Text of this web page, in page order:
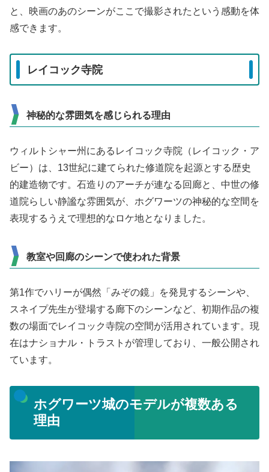
と、映画のあのシーンがここで撮影されたという感動を体
感できます。
レイコック寺院
神秘的な雰囲気を感じられる理由
ウィルトシャー州にあるレイコック寺院（レイコック・ア
ビー）は、13世紀に建てられた修道院を起源とする歴史
的建造物です。石造りのアーチが連なる回廊と、中世の修
道院らしい静謐な雰囲気が、ホグワーツの神秘的な空間を
表現するうえで理想的なロケ地となりました。
教室や回廊のシーンで使われた背景
第1作でハリーが偶然「みぞの鏡」を発見するシーンや、
スネイプ先生が登場する廊下のシーンなど、初期作品の複
数の場面でレイコック寺院の空間が活用されています。現
在はナショナル・トラストが管理しており、一般公開され
ています。
ホグワーツ城のモデルが複数ある
理由